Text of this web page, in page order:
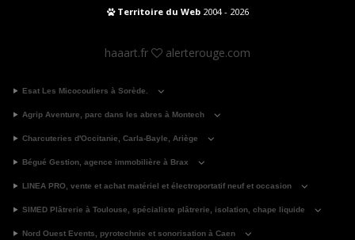
Territoire du Web2004 - 2026
haaart.fr alerterouge.com
Esat Les Micocouliers à Sorède.
Agrip Aventure, parc dans les abres à Montech
Charcuteries d'Occitanie, Carla-Bayle, Ariège
Bégué Gestion, agence immobilière à Brax
LINEA PRO, vente et achat matériel et électroportatif neuf et occasion
SIMED Plâtrerie à Toulouse, spécialiste plâtrerie, isolation, chape liquide
Nord Ouest Events, pyrotechnie et sonorisation à Caen